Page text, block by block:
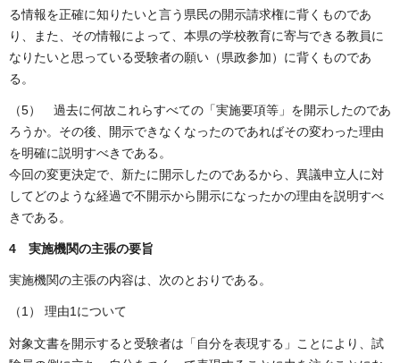
る情報を正確に知りたいと言う県民の開示請求権に背くものであ
り、また、その情報によって、本県の学校教育に寄与できる教員に
なりたいと思っている受験者の願い（県政参加）に背くものであ
る。
（5） 過去に何故これらすべての「実施要項等」を開示したのであ
ろうか。その後、開示できなくなったのであればその変わった理由
を明確に説明すべきである。
今回の変更決定で、新たに開示したのであるから、異議申立人に対
してどのような経過で不開示から開示になったかの理由を説明すべ
きである。
4 実施機関の主張の要旨
実施機関の主張の内容は、次のとおりである。
（1） 理由1について
対象文書を開示すると受験者は「自分を表現する」ことにより、試